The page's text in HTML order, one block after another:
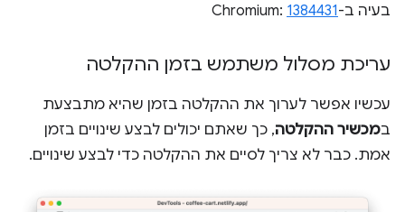
בעיה ב-Chromium:1384431
עריכת מסלול משתמש בזמן ההקלטה
עכשיו אפשר לערוך את ההקלטה בזמן שהיא מתבצעת
במכשיר ההקלטה, כך שאתם יכולים לבצע שינויים בזמן
אמת. כבר לא צריך לסיים את ההקלטה כדי לבצע שינויים.